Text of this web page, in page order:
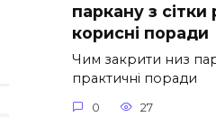
паркану з сітки
корисні поради
Чим закрити низ
практичні поради
0 27